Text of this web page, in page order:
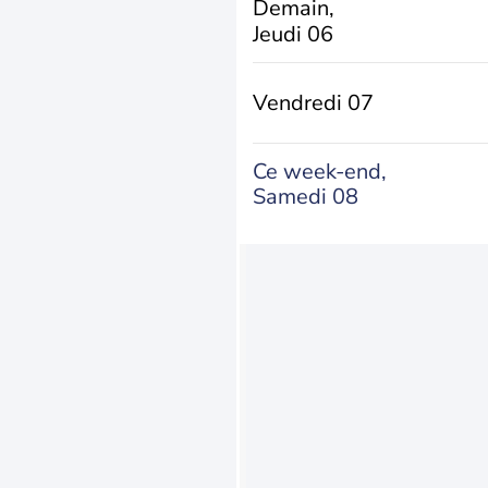
Demain,
Jeudi 06
Vendredi 07
Ce week-end,
Samedi 08